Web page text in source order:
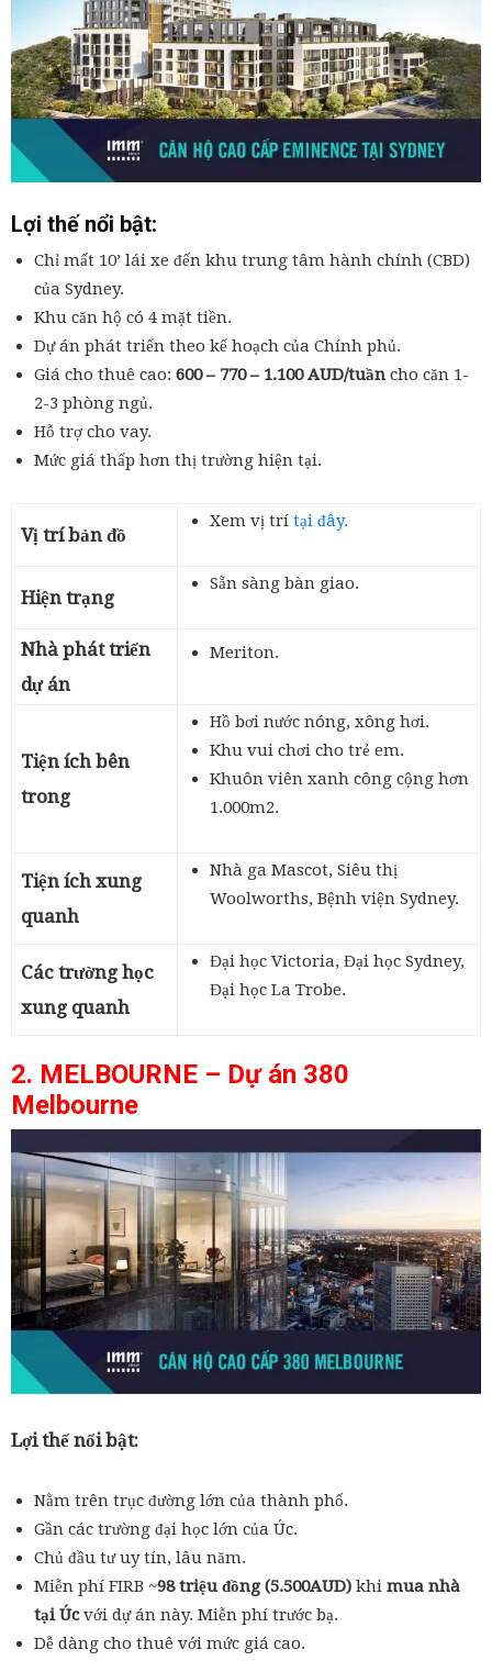
Lợi thế nổi bật:
Chỉ mất 10’ lái xe đến khu trung tâm hành chính (CBD)
của Sydney.
Khu căn hộ có 4 mặt tiền.
Dự án phát triển theo kế hoạch của Chính phủ.
Giá cho thuê cao: 600 – 770 – 1.100 AUD/tuần cho căn 1-
2-3 phòng ngủ.
Hỗ trợ cho vay.
Mức giá thấp hơn thị trường hiện tại.
Vị trí bản đồ
Xem vị trí tại đây.
Hiện trạng
Sẵn sàng bàn giao.
Nhà phát triển
dự án
Meriton.
Tiện ích bên
trong
Hồ bơi nước nóng, xông hơi.
Khu vui chơi cho trẻ em.
Khuôn viên xanh công cộng hơn
1.000m2.
Tiện ích xung
quanh
Nhà ga Mascot, Siêu thị
Woolworths, Bệnh viện Sydney.
Các trường học
xung quanh
Đại học Victoria, Đại học Sydney,
Đại học La Trobe.
2. MELBOURNE – Dự án 380
Melbourne
Lợi thế nổi bật:
Nằm trên trục đường lớn của thành phố.
Gần các trường đại học lớn của Úc.
Chủ đầu tư uy tín, lâu năm.
Miễn phí FIRB ~98 triệu đồng (5.500AUD) khi mua nhà
tại Úcvới dự án này. Miễn phí trước bạ.
Dễ dàng cho thuê với mức giá cao.